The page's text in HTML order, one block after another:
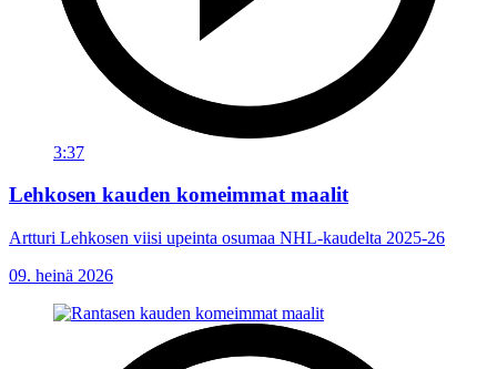
3:37
Lehkosen kauden komeimmat maalit
Artturi Lehkosen viisi upeinta osumaa NHL-kaudelta 2025-26
09. heinä 2026